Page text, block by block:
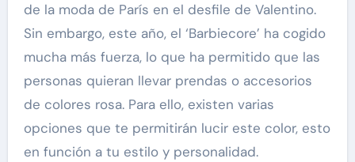
de la moda de París en el desfile de Valentino.
Sin embargo, este año, el ‘Barbiecore’ ha cogido
mucha más fuerza, lo que ha permitido que las
personas quieran llevar prendas o accesorios
de colores rosa. Para ello, existen varias
opciones que te permitirán lucir este color, esto
en función a tu estilo y personalidad.